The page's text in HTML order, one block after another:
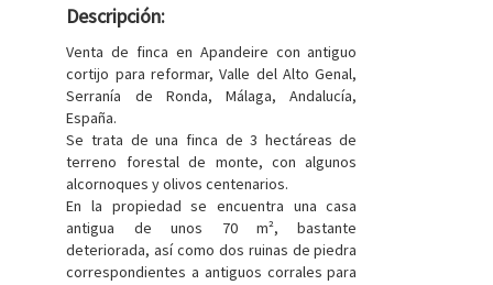
Descripción:
Venta de finca en Apandeire con antiguo
cortijo para reformar, Valle del Alto Genal,
Serranía de Ronda, Málaga, Andalucía,
España.
Se trata de una finca de 3 hectáreas de
terreno forestal de monte, con algunos
alcornoques y olivos centenarios.
En la propiedad se encuentra una casa
antigua de unos 70 m², bastante
deteriorada, así como dos ruinas de piedra
correspondientes a antiguos corrales para